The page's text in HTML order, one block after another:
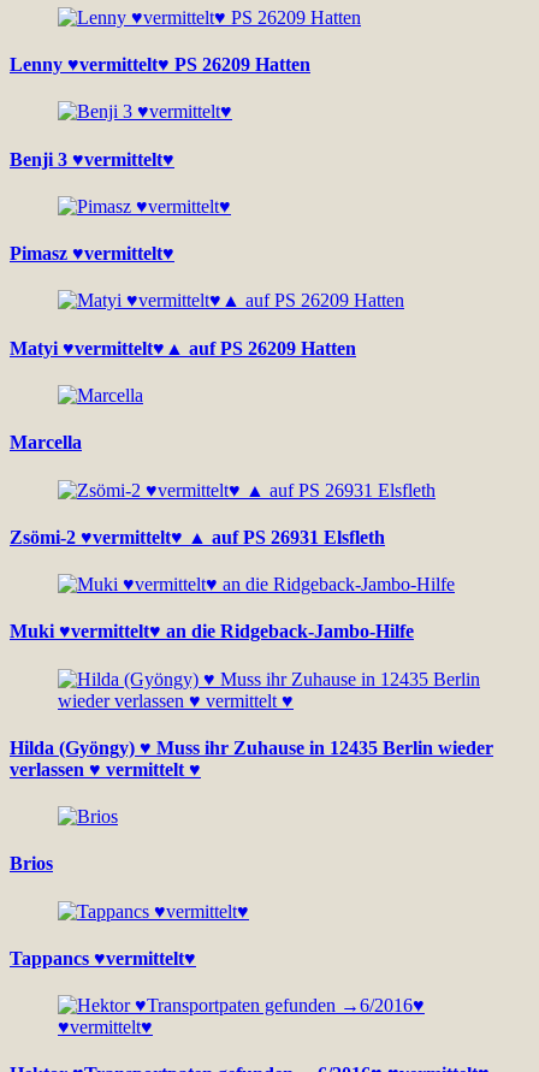
Lenny ♥vermittelt♥ PS 26209 Hatten
Benji 3 ♥vermittelt♥
Pimasz ♥vermittelt♥
Matyi ♥vermittelt♥▲ auf PS 26209 Hatten
Marcella
Zsömi-2 ♥vermittelt♥ ▲ auf PS 26931 Elsfleth
Muki ♥vermittelt♥ an die Ridgeback-Jambo-Hilfe
Hilda (Gyöngy) ♥ Muss ihr Zuhause in 12435 Berlin wieder
verlassen ♥ vermittelt ♥
Brios
Tappancs ♥vermittelt♥